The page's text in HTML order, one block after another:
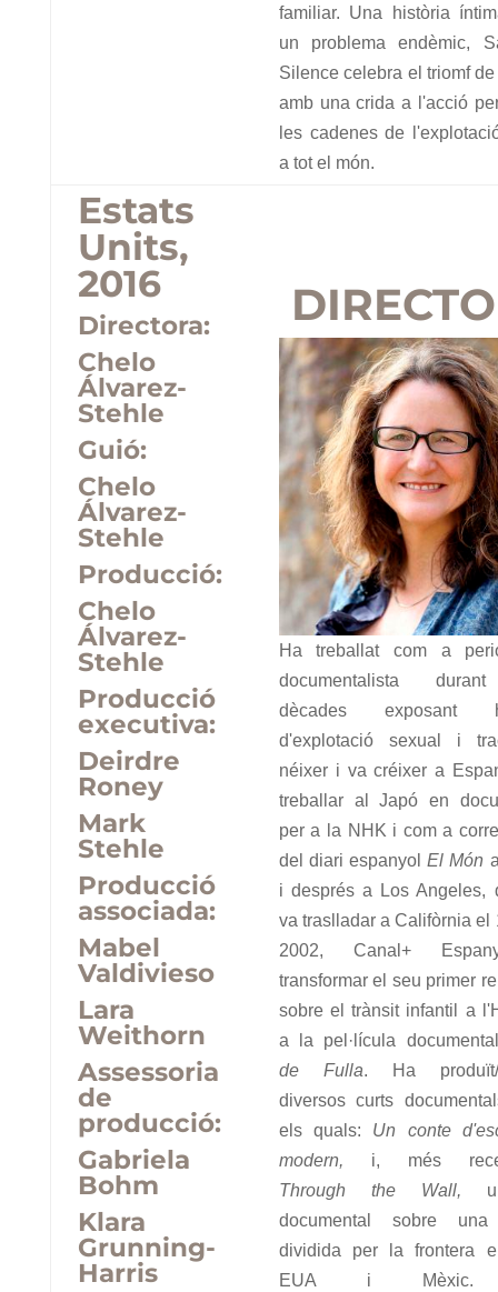
familiar. Una història
un problema endèmic,
Silence celebra el triomf
amb una crida a l'acció
les cadenes de
a tot el món.
Estats
Units,
2016
Directora:
Chelo
Álvarez-
Stehle
Guió:
Chelo
Álvarez-
Stehle
Producció:
Chelo
Álvarez-
Stehle
Producció
executiva:
Deirdre
Roney
Mark
Stehle
Producció
associada:
Mabel
Valdivieso
Lara
Weithorn
Assessoria
de
producció:
Gabriela
Bohm
Klara
Grunning-
Harris
Ha treballat com a
documentalista
dècades exposant
d'explotació sexual i
néixer i va créixer a
treballar al Japó en
per a la NHK i com a
del diari espanyolEl Món
i després a Los Angeles,
va traslladar a Califòrnia el
2002, Canal+
transformar el seu primer
sobre el trànsit infantil a
a la pel·lícula
de Fulla. Ha produït/
diversos curts
els quals: Un conte
modern, i, més
Through the Wall,
documental sobre una
dividida per la frontera
EUA i Mèxic.